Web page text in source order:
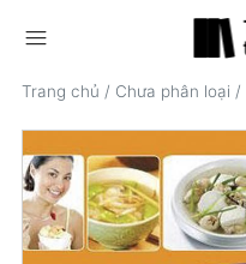
menu
Trang chủ / Chưa phân loại /